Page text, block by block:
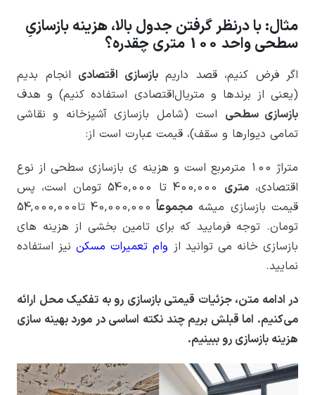
مثال: با درنظر گرفتن جدول بالا، هزینه بازسازیِ
سطحی واحد 100 متری چقدره؟
اگر فرض کنیم، قصد داریمبازسازی اقتصادی انجام بدیم
(یعنی از برندها و متریال‌اقتصادی استفاده کنیم) و هدف
بازسازی سطحی است (شامل بازسازی آشپزخانه و نقاشی
تمامی دیوارها و سقف)، قیمت عبارت است از:
متراژ 100 مترمربع است و هزینه ی بازسازی سطحی از نوع
اقتصادی،متری 400,000تا 540,000تومان است، پس
قیمت بازسازی میشهمجموعاً 40,000,000تا54,000,000
تومان. توجه فرمایید که برای تامین بخشی از هزینه های
بازسازی خانه می توانید از وام تعمیرات مسکننیز استفاده
نمایید.
در ادامه متن، جزئیات قیمتی بازسازی رو به تفکیک محل ارائه
می‌کنیم. اما قبلش بریم چند نکته اساسی در مورد بهینه سازی
هزینه بازسازی رو ببینیم.